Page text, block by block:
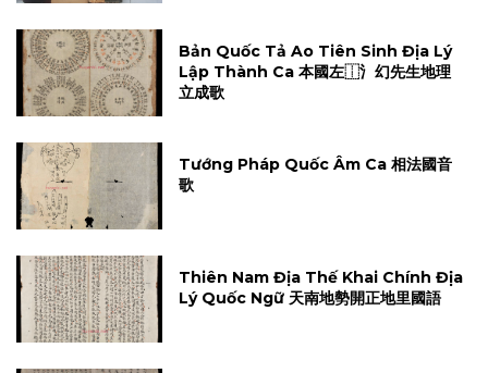
Bản Quốc Tả Ao Tiên Sinh Địa Lý
Lập Thành Ca 本國左⿰氵幻先生地理
立成歌
Tướng Pháp Quốc Âm Ca 相法國音
歌
Thiên Nam Địa Thế Khai Chính Địa
Lý Quốc Ngữ 天南地勢開正地里國語